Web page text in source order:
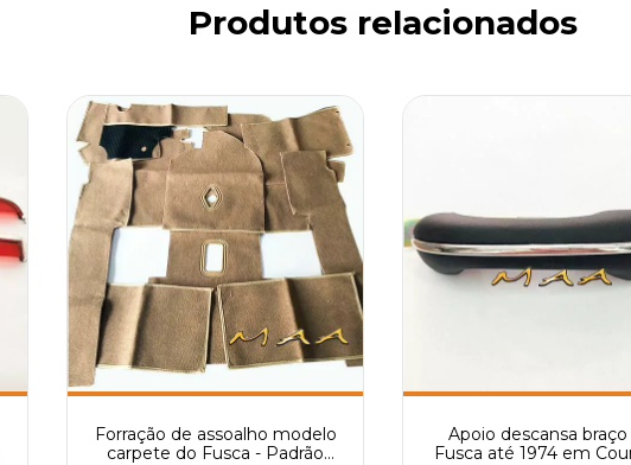
Produtos relacionados
Forração de assoalho modelo
carpete do Fusca - Padrão
Apoio descansa braço
Fusca até 1974 em